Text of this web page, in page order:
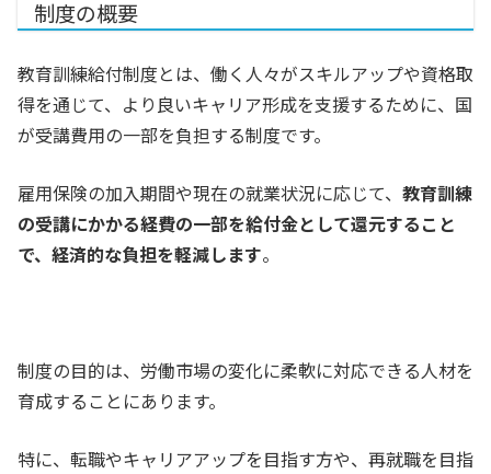
制度の概要
教育訓練給付制度とは、働く人々がスキルアップや資格取
得を通じて、より良いキャリア形成を支援するために、国
が受講費用の一部を負担する制度です。
雇用保険の加入期間や現在の就業状況に応じて、 教育訓練
の受講にかかる経費の一部を給付金として還元すること
で、経済的な負担を軽減します。
制度の目的は、労働市場の変化に柔軟に対応できる人材を
育成することにあります。
特に、転職やキャリアアップを目指す方や、再就職を目指